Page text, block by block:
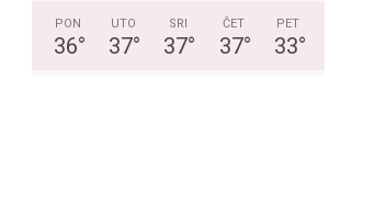
PON
36°
UTO
37°
SRI
37°
ČET
37°
PET
33°